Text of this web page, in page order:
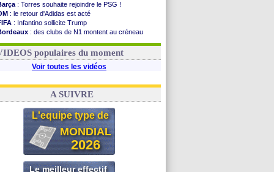
: Torres souhaite rejoindre le PSG !
: le retour d'Adidas est acté
: Infantino sollicite Trump
: des clubs de N1 montent au créneau
: le démenti de Leipzig pour Diomandé
populaires du moment
Voir toutes les vidéos
A SUIVRE
L'equipe type de
MONDIAL
2026
Le meilleur effectif